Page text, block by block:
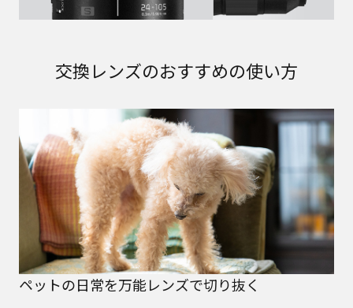
交換レンズのおすすめの使い方
ペットの日常を万能レンズで切り抜く